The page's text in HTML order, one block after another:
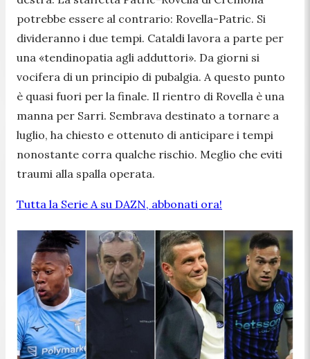
potrebbe essere al contrario: Rovella-Patric. Si
divideranno i due tempi. Cataldi lavora a parte per
una «tendinopatia agli adduttori». Da giorni si
vocifera di un principio di pubalgia. A questo punto
è quasi fuori per la finale. Il rientro di Rovella è una
manna per Sarri. Sembrava destinato a tornare a
luglio, ha chiesto e ottenuto di anticipare i tempi
nonostante corra qualche rischio. Meglio che eviti
traumi alla spalla operata.
Tutta la Serie A su DAZN, abbonati ora!